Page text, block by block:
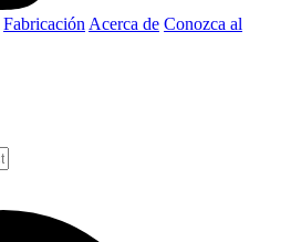
Fabricación Acerca de Conozca al